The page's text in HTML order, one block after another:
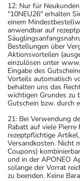
12: Nur für
"10NEU26" erhalten
einem
anwendbar auf
Bestellungen über
Aktionsvorteilen
einzulösen unter
Eingabe des
Vorteils automatisch
behalten uns das
wichtigen Grundes zu
Gutschein bzw. durch
21: Bei Verwendung
Rabatt auf viele
rezeptpflichtige
Versandkosten. Nicht
Coupons)
und in der APONEO
solange der Vorrat
zu beenden. Keine